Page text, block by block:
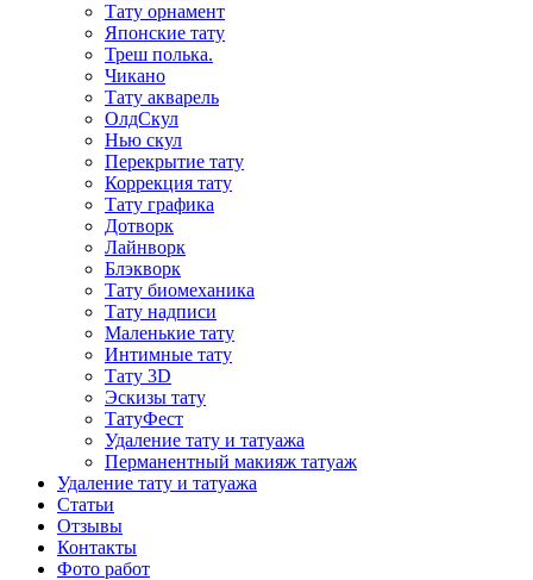
Тату орнамент
Японские тату
Треш полька.
Чикано
Тату акварель
ОлдСкул
Нью скул
Перекрытие тату
Коррекция тату
Тату графика
Дотворк
Лайнворк
Блэкворк
Тату биомеханика
Тату надписи
Маленькие тату
Интимные тату
Тату 3D
Эскизы тату
ТатуФест
Удаление тату и татуажа
Перманентный макияж татуаж
Удаление тату и татуажа
Статьи
Отзывы
Контакты
Фото работ